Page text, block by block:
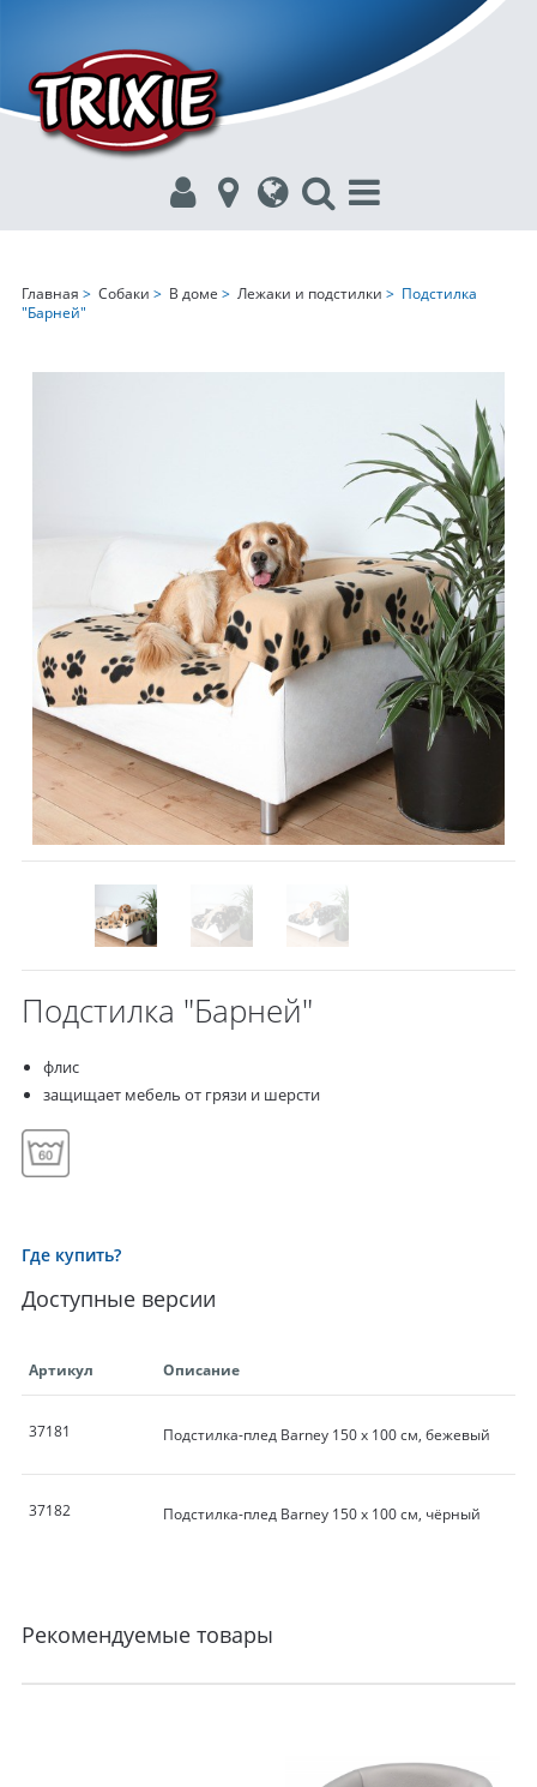
Главная > Собаки > В доме > Лежаки и подстилки > Подстилка
"Барней"
Подстилка "Барней"
флис
защищает мебель от грязи и шерсти
Где купить?
Доступные версии
Артикул Описание
37181 Подстилка-плед Barney 150 х 100 см, бежевый
37182 Подстилка-плед Barney 150 х 100 см, чёрный
Рекомендуемые товары